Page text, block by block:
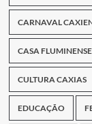
CARNAVAL
CASA FLUMINENSE
CULTURA CAXIAS
EDUCAÇÃO